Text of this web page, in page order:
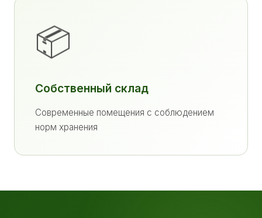
📦
Собственный склад
Современные помещения с соблюдением
норм хранения